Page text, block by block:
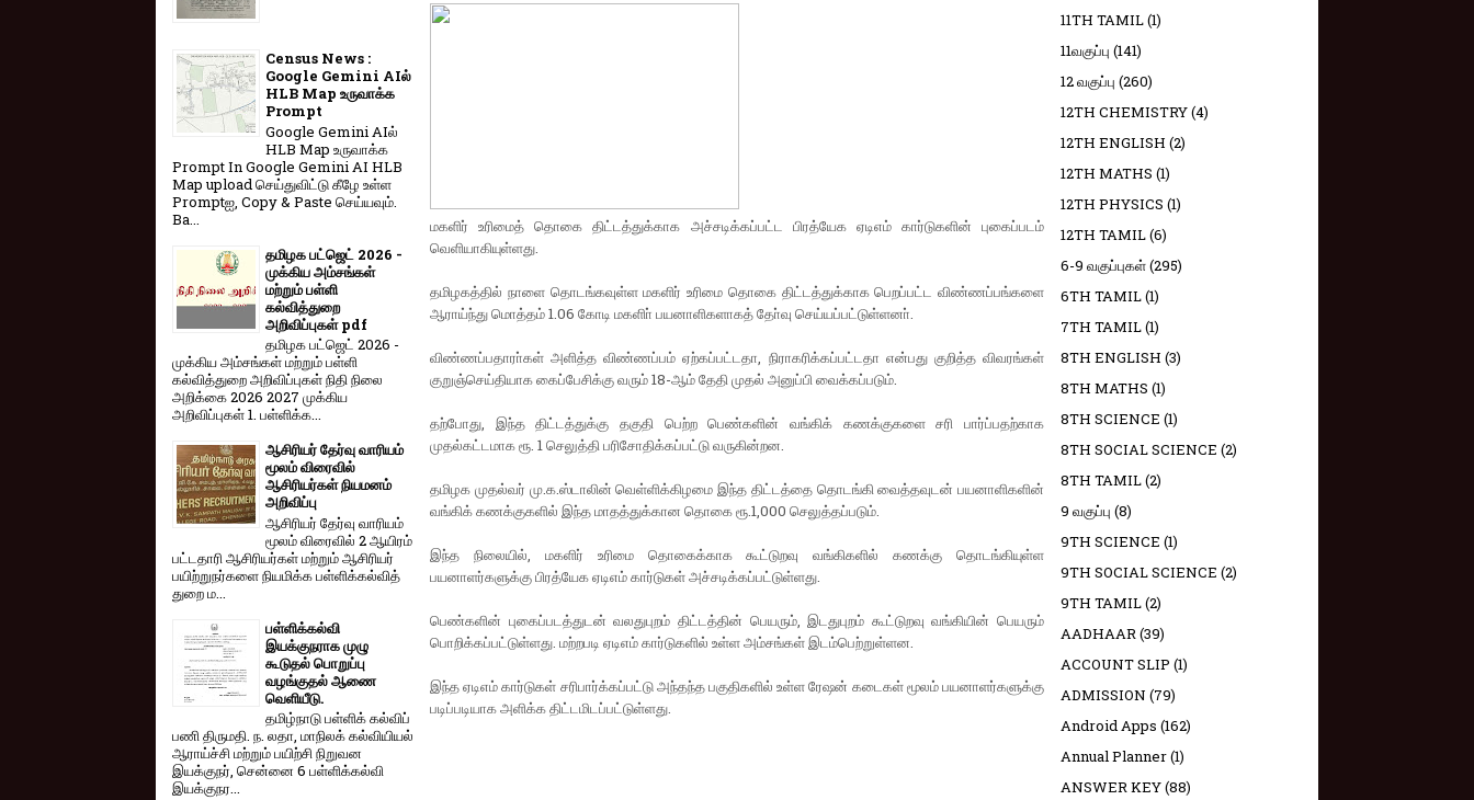
மகளிர் உரிமைத் தொகை திட்டத்துக்காக அச்சடிக்கப்பட்ட பிரத்யேக ஏடிஎம் கார்டுகளின் புகைப்படம்
வெளியாகியுள்ளது.
தமிழகத்தில் நாளை தொடங்கவுள்ள மகளிர் உரிமை தொகை திட்டத்துக்காக பெறப்பட்ட விண்ணப்பங்களை
ஆராய்ந்து மொத்தம் 1.06 கோடி மகளிா் பயனாளிகளாகத் தோ்வு செய்யப்பட்டுள்ளனா்.
விண்ணப்பதாரா்கள் அளித்த விண்ணப்பம் ஏற்கப்பட்டதா, நிராகரிக்கப்பட்டதா என்பது குறித்த விவரங்கள்
குறுஞ்செய்தியாக கைப்பேசிக்கு வரும் 18-ஆம் தேதி முதல் அனுப்பி வைக்கப்படும்.
தற்போது, இந்த திட்டத்துக்கு தகுதி பெற்ற பெண்களின் வங்கிக் கணக்குகளை சரி பார்ப்பதற்காக
முதல்கட்டமாக ரூ. 1 செலுத்தி பரிசோதிக்கப்பட்டு வருகின்றன.
தமிழக முதல்வர் மு.க.ஸ்டாலின் வெள்ளிக்கிழமை இந்த திட்டத்தை தொடங்கி வைத்தவுடன் பயனாளிகளின்
வங்கிக் கணக்குகளில் இந்த மாதத்துக்கான தொகை ரூ.1,000 செலுத்தப்படும்.
இந்த நிலையில், மகளிர் உரிமை தொகைக்காக கூட்டுறவு வங்கிகளில் கணக்கு தொடங்கியுள்ள
பயனாளர்களுக்கு பிரத்யேக ஏடிஎம் கார்டுகள் அச்சடிக்கப்பட்டுள்ளது.
பெண்களின் புகைப்படத்துடன் வலதுபுறம் திட்டத்தின் பெயரும், இடதுபுறம் கூட்டுறவு வங்கியின் பெயரும்
பொறிக்கப்பட்டுள்ளது. மற்றபடி ஏடிஎம் கார்டுகளில் உள்ள அம்சங்கள் இடம்பெற்றுள்ளன.
இந்த ஏடிஎம் கார்டுகள் சரிபார்க்கப்பட்டு அந்தந்த பகுதிகளில் உள்ள ரேஷன் கடைகள் மூலம் பயனாளர்களுக்கு
படிப்படியாக அளிக்க திட்டமிடப்பட்டுள்ளது.
Census News :
Google Gemini AIல்
HLB Map உருவாக்க
Prompt
Google Gemini AIல்
HLB Map உருவாக்க
Prompt In Google Gemini AI HLB
Map upload செய்துவிட்டு கீழே உள்ள
Promptஐ, Copy & Paste செய்யவும்.
Ba...
தமிழக பட்ஜெட் 2026 -
முக்கிய அம்சங்கள்
மற்றும் பள்ளி
கல்வித்துறை
அறிவிப்புகள் pdf
தமிழக பட்ஜெட் 2026 -
முக்கிய அம்சங்கள் மற்றும் பள்ளி
கல்வித்துறை அறிவிப்புகள் நிதி நிலை
அறிக்கை 2026 2027 முக்கிய
அறிவிப்புகள் 1. பள்ளிக்க...
ஆசிரியர் தேர்வு வாரியம்
மூலம் விரைவில்
ஆசிரியர்கள் நியமனம்
அறிவிப்பு
ஆசிரியர் தேர்வு வாரி​யம்
மூலம் விரை​வில் 2 ஆயிரம்
பட்​ட​தாரி ஆசிரியர்​கள் மற்​றும் ஆசிரியர்
பயிற்றுநர்​களை நியமிக்க பள்​ளிக்​கல்​வித்​
துறை ம...
பள்ளிக்கல்வி
இயக்குநராக முழு
கூடுதல் பொறுப்பு
வழங்குதல் ஆணை
வெளியீடு.
தமிழ்நாடு பள்ளிக் கல்விப்
பணி திருமதி. ந. லதா, மாநிலக் கல்வியியல்
ஆராய்ச்சி மற்றும் பயிற்சி நிறுவன
இயக்குநர், சென்னை 6 பள்ளிக்கல்வி
இயக்குநர...
11TH TAMIL(1)
11வகுப்பு (141)
12 வகுப்பு (260)
12TH CHEMISTRY(4)
12TH ENGLISH (2)
12TH MATHS (1)
12TH PHYSICS (1)
12TH TAMIL(6)
6-9 வகுப்புகள்(295)
6TH TAMIL(1)
7TH TAMIL(1)
8TH ENGLISH (3)
8TH MATHS (1)
8TH SCIENCE (1)
8TH SOCIAL SCIENCE (2)
8TH TAMIL(2)
9 வகுப்பு (8)
9TH SCIENCE (1)
9TH SOCIAL SCIENCE (2)
9TH TAMIL(2)
AADHAAR(39)
ACCOUNT SLIP (1)
ADMISSION (79)
Android Apps (162)
Annual Planner(1)
ANSWER KEY(88)